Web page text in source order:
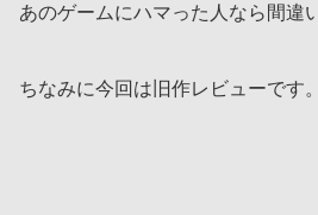
あのゲームにハマった人なら間違
ちなみに今回は旧作レビューです。